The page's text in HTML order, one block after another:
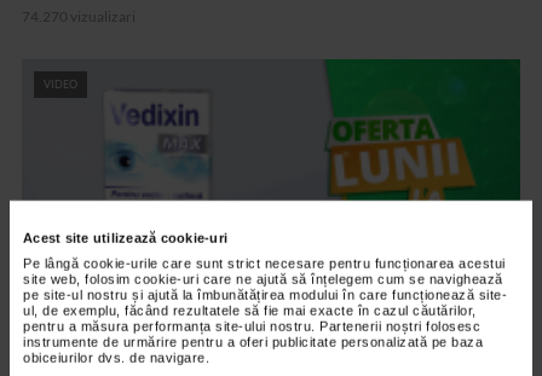
Acest site utilizează cookie-uri
Pe lângă cookie-urile care sunt strict necesare pentru funcționarea acestui
site web, folosim cookie-uri care ne ajută să înțelegem cum se navighează
pe site-ul nostru și ajută la îmbunătățirea modului în care funcționează site-
ul, de exemplu, făcând rezultatele să fie mai exacte în cazul căutărilor,
pentru a măsura performanța site-ului nostru. Partenerii noștri folosesc
instrumente de urmărire pentru a oferi publicitate personalizată pe baza
obiceiurilor dvs. de navigare.
74.270 vizualizari
VIDEO
CATENA RECOMANDA